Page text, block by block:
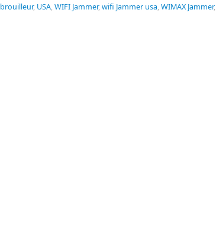
brouilleur, USA,WIFI Jammer,wifi Jammer usa,WIMAX Jammer,